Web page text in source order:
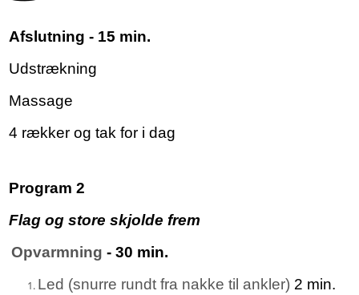
Afslutning - 15 min.
Udstrækning
Massage
4 rækker og tak for i dag
Program 2
Flag og store skjolde frem
Opvarmning - 30 min.
Led (snurre rundt fra nakke til ankler) 2 min.